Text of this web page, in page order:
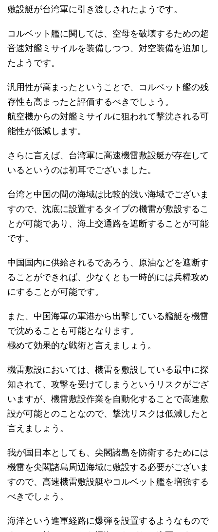
敷設艇が台湾軍に引き渡しされたようです。
コルベット艦に関しては、空母を破壊するための超
音速対艦ミサイルを装備しつつ、対空装備を追加し
たようです。
汎用性が高まったということで、コルベット艦の残
存性も高まったと評価するべきでしょう。
航空機からの対艦ミサイルに狙われて撃沈される可
能性が低減します。
さらに言えば、台湾軍に高速機雷敷設艇が存在して
いるというのは初耳でございました。
台湾と中国の間の海域は比較的浅い海域でございま
すので、沈底に設置するタイプの機雷が敷設するこ
とが可能であり、海上交通路を遮断することが可能
です。
中国国内に供給されるであろう、原油などを遮断す
ることができれば、少なくとも一時的には兵糧攻め
にすることが可能です。
また、中国海軍の軍港から出撃している艦艇を機雷
で沈めることも可能となります。
極めて効果的な戦術と言えましょう。
機雷敷設においては、機雷を敷設している最中に探
知されて、攻撃を受けてしまうというリスクがござ
いますが、機雷敷設作業を自動化することで高速敷
設が可能とのことなので、撃沈リスクは低減したと
言えましょう。
我が国日本としても、尖閣諸島を防衛するためには
機雷を尖閣諸島周辺海域に敷設する必要がございま
すので、高速機雷敷設艇やコルベット艦を増強する
べきでしょう。
海洋という進軍経路に爆弾を設置するようなもので